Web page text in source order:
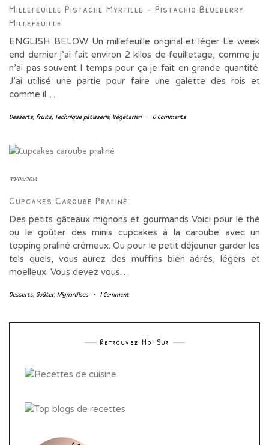
Millefeuille Pistache Myrtille – Pistachio Blueberry
Millefeuille
ENGLISH BELOW Un millefeuille original et léger Le week
end dernier j’ai fait environ 2 kilos de feuilletage, comme je
n’ai pas souvent l temps pour ça je fait en grande quantité.
J’ai utilisé une partie pour faire une galette des rois et
comme il…
Desserts, fruits, Technique pâtisserie, Végétarien - 0 Comments
30/04/2014
Cupcakes Caroube Praliné
Des petits gâteaux mignons et gourmands Voici pour le thé
ou le goûter des minis cupcakes à la caroube avec un
topping praliné crémeux. Ou pour le petit déjeuner garder les
tels quels, vous aurez des muffins bien aérés, légers et
moelleux. Vous devez vous…
Desserts, Goûter, Mignardises - 1 Comment
Retrouvez Moi Sur